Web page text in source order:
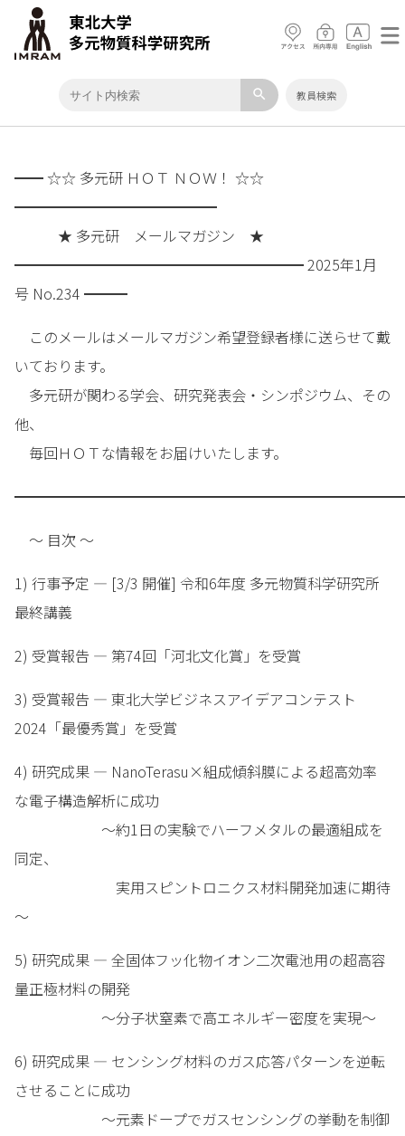
search 教員検索
━━ ☆☆ 多元研 ＨＯＴ ＮＯＷ！ ☆☆
━━━━━━━━━━━━━━
★ 多元研 メールマガジン ★
━━━━━━━━━━━━━━━━━━━━ 2025年1月
号 No.234 ━━━
このメールはメールマガジン希望登録者様に送らせて戴
いております。
多元研が関わる学会、研究発表会・シンポジウム、その
他、
毎回ＨＯＴな情報をお届けいたします。
～ 目次 ～
1) 行事予定 — [3/3 開催] 令和6年度 多元物質科学研究所
最終講義
2) 受賞報告 — 第74回「河北文化賞」を受賞
3) 受賞報告 — 東北大学ビジネスアイデアコンテスト
2024「最優秀賞」を受賞
4) 研究成果 — NanoTerasu×組成傾斜膜による超高効率
な電子構造解析に成功
～約1日の実験でハーフメタルの最適組成を
同定、
実用スピントロニクス材料開発加速に期待
～
5) 研究成果 — 全固体フッ化物イオン二次電池用の超高容
量正極材料の開発
～分子状窒素で高エネルギー密度を実現～
6) 研究成果 — センシング材料のガス応答パターンを逆転
させることに成功
～元素ドープでガスセンシングの挙動を制御